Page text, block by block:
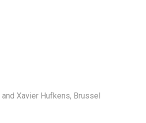
Xavier Hufkens, Brussel